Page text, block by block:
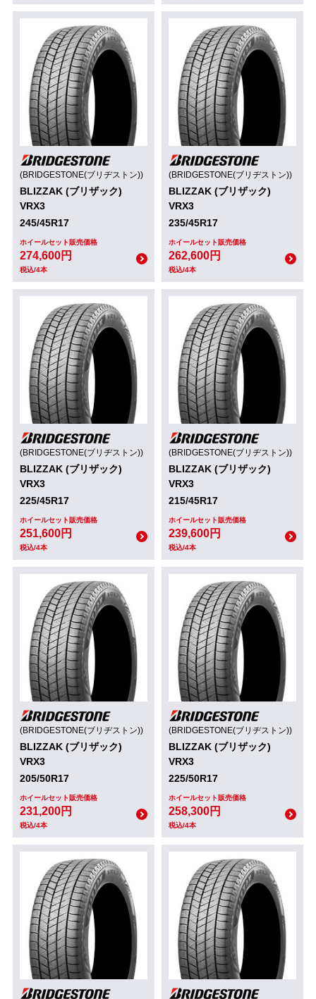
(BRIDGESTONE(ブリヂストン))
BLIZZAK (ブリザック)
VRX3
245/45R17
ホイールセット販売価格
274,600円
税込/4本
(BRIDGESTONE(ブリヂストン))
BLIZZAK (ブリザック)
VRX3
235/45R17
ホイールセット販売価格
262,600円
税込/4本
(BRIDGESTONE(ブリヂストン))
BLIZZAK (ブリザック)
VRX3
225/45R17
ホイールセット販売価格
251,600円
税込/4本
(BRIDGESTONE(ブリヂストン))
BLIZZAK (ブリザック)
VRX3
215/45R17
ホイールセット販売価格
239,600円
税込/4本
(BRIDGESTONE(ブリヂストン))
BLIZZAK (ブリザック)
VRX3
205/50R17
ホイールセット販売価格
231,200円
税込/4本
(BRIDGESTONE(ブリヂストン))
BLIZZAK (ブリザック)
VRX3
225/50R17
ホイールセット販売価格
258,300円
税込/4本